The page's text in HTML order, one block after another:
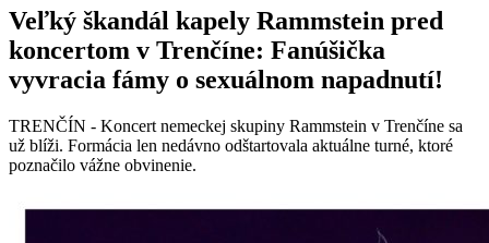
Veľký škandál kapely Rammstein pred
koncertom v Trenčíne: Fanúšička
vyvracia fámy o sexuálnom napadnutí!
TRENČÍN - Koncert nemeckej skupiny Rammstein v Trenčíne sa
už blíži. Formácia len nedávno odštartovala aktuálne turné, ktoré
poznačilo vážne obvinenie.